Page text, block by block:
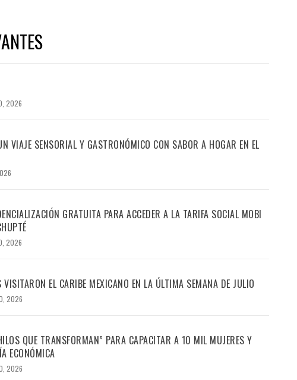
2026
VIAJE SENSORIAL Y GASTRONÓMICO CON SABOR A HOGAR EN EL
GRATUITA PARA ACCEDER A LA TARIFA SOCIAL MOBI
2026
EL CARIBE MEXICANO EN LA ÚLTIMA SEMANA DE JULIO
2026
QUE TRANSFORMAN” PARA CAPACITAR A 10 MIL MUJERES Y
ECONÓMICA
2026